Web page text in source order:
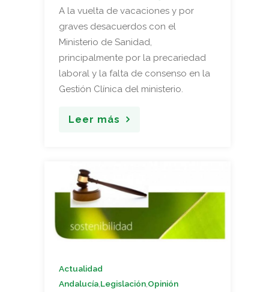
A la vuelta de vacaciones y por
graves desacuerdos con el
Ministerio de Sanidad,
principalmente por la precariedad
laboral y la falta de consenso en la
Gestión Clínica del ministerio.
Leer más
Actualidad
Andalucía,Legislación,Opinión